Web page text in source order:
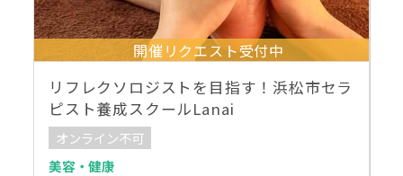
開催リクエスト受付中
リフレクソロジストを目指す！浜松市セラ
ピスト養成スクールLanai
オンライン不可
美容・健康